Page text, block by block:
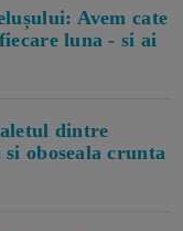
Avem cate
luna - si ai
dintre
oboseala crunta